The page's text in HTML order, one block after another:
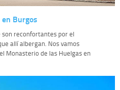
Burgos
reconfortantes por el
allí albergan. Nos vamos
Monasterio de las Huelgas en